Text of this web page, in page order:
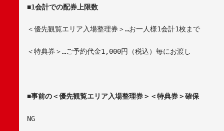
■1会計での配券上限数
＜優先観覧エリア入場整理券＞…お一人様1会計1枚まで
＜特典券＞…ご予約代金1,000円（税込）毎にお渡し
■事前の＜優先観覧エリア入場整理券＞＜特典券＞確保
NG